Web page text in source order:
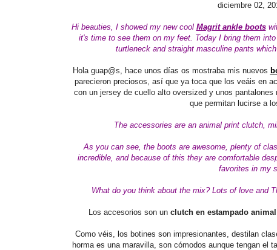
diciembre 02,
Hi beauties, I showed my new cool Magrit ankle boots
it's time to see them on my feet. Today I bring them
turtleneck and straight masculine pants
Hola guap@s, hace unos días os mostraba mis nuevos
parecieron preciosos, así que ya toca que los veáis en
con un jersey de cuello alto oversized y unos
que permitan lucirse a
The accessories are an animal print clutch,
As you can see, the boots are awesome, plenty of
incredible, and because of this they are comfortable
favorites in my
What do you think about the mix? Lots of love and
Los accesorios son un clutch en estampado animal
Como véis, los botines son impresionantes, destilan
horma es una maravilla, son cómodos aunque tengan el